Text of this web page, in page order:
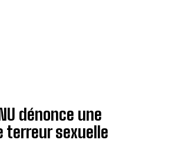
dénonce une
sexuelle